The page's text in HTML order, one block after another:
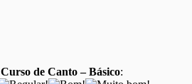
Curso de Canto – Básico: